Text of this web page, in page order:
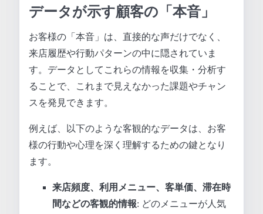
データが示す顧客の「本音」
お客様の「本音」は、直接的な声だけでなく、
来店履歴や行動パターンの中に隠されていま
す。データとしてこれらの情報を収集・分析す
ることで、これまで見えなかった課題やチャン
スを発見できます。
例えば、以下のような客観的なデータは、お客
様の行動や心理を深く理解するための鍵となり
ます。
来店頻度、利用メニュー、客単価、滞在時
間などの客観的情報: どのメニューが人気